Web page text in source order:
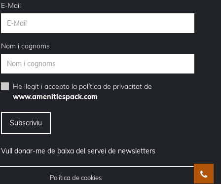
E-Mail
Nom i cognoms
He llegit i accepto la política de privacitat de
www.amenitiespack.com
Vull donar-me de baixa del servei de newsletters
Política de cookies